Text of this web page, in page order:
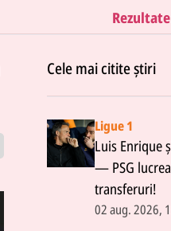
Rezultate
Cele mai citite știri
Ligue 1
Luis Enrique
— PSG
transferuri!
02 aug. 2026,